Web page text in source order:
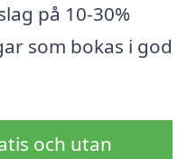
på 10-30%
som bokas i god
och utan